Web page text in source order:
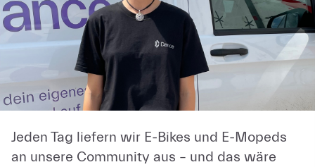
Jeden Tag liefern wir E-Bikes und E-Mopeds
an unsere Community aus – und das wäre